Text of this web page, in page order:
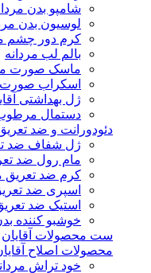
شامپو بدن
لوسیون بدن
کرم دور چشم
بالم لب مردانه
ماسک صورت
اسکراب صورت
ژل بهداشتی
دستمال
دئودورانت و ضد تعریق
ژل شفاف ضد
مام رول ضد
کرم ضد تعریق
اسپری ضد
استیک ضد
خوشبو کننده
ست محصولات آقایان
محصولات اصلاح
خود تراش